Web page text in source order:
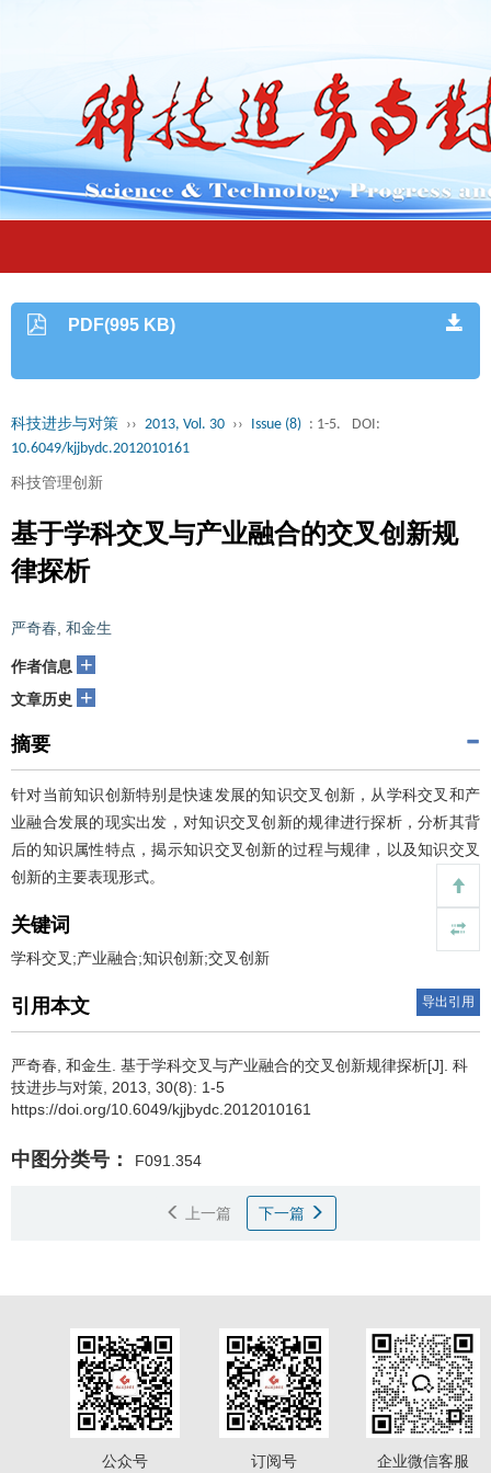
PDF(995 KB)
科技进步与对策 ›› 2013, Vol. 30 ›› Issue (8) : 1-5.
DOI:
10.6049/kjjbydc.2012010161
科技管理创新
基于学科交叉与产业融合的交叉创新规
律探析
严奇春 和金生
作者信息 +
文章历史 +
摘要
针对当前知识创新特别是快速发展的知识交叉创新，从学科交叉和产
业融合发展的现实出发，对知识交叉创新的规律进行探析，分析其背
后的知识属性特点，揭示知识交叉创新的过程与规律，以及知识交叉
创新的主要表现形式。
关键词
学科交叉;产业融合;知识创新;交叉创新
引用本文 导出引用
严奇春 和金生 基于学科交叉与产业融合的交叉创新规律探析[J]. 科
技进步与对策, 2013, 30(8): 1-5
https://doi.org/10.6049/kjjbydc.2012010161
中图分类号： F091.354
上一篇 下一篇
公众号 订阅号 企业微信客服